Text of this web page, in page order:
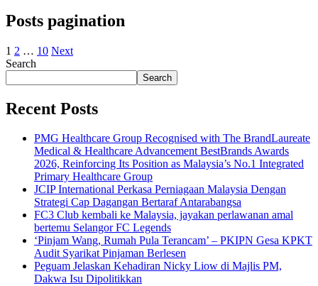
Posts pagination
1 2 … 10 Next
Search
Search
Recent Posts
PMG Healthcare Group Recognised with The BrandLaureate
Medical & Healthcare Advancement BestBrands Awards
2026, Reinforcing Its Position as Malaysia’s No.1 Integrated
Primary Healthcare Group
JCIP International Perkasa Perniagaan Malaysia Dengan
Strategi Cap Dagangan Bertaraf Antarabangsa
FC3 Club kembali ke Malaysia, jayakan perlawanan amal
bertemu Selangor FC Legends
‘Pinjam Wang, Rumah Pula Terancam’ – PKIPN Gesa KPKT
Audit Syarikat Pinjaman Berlesen
Peguam Jelaskan Kehadiran Nicky Liow di Majlis PM,
Dakwa Isu Dipolitikkan